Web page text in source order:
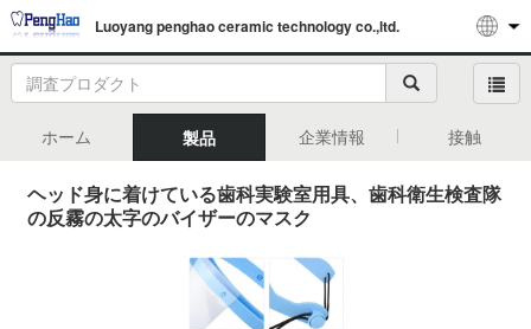
Luoyang penghao ceramic technology co.,ltd.
ホーム 製品 企業情報 接触
ヘッド身に着けている歯科実験室用具、歯科衛生検査隊
の反霧の太字のバイザーのマスク